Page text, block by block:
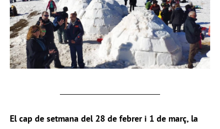
El cap de setmana del 28 de febrer i 1 de març, la